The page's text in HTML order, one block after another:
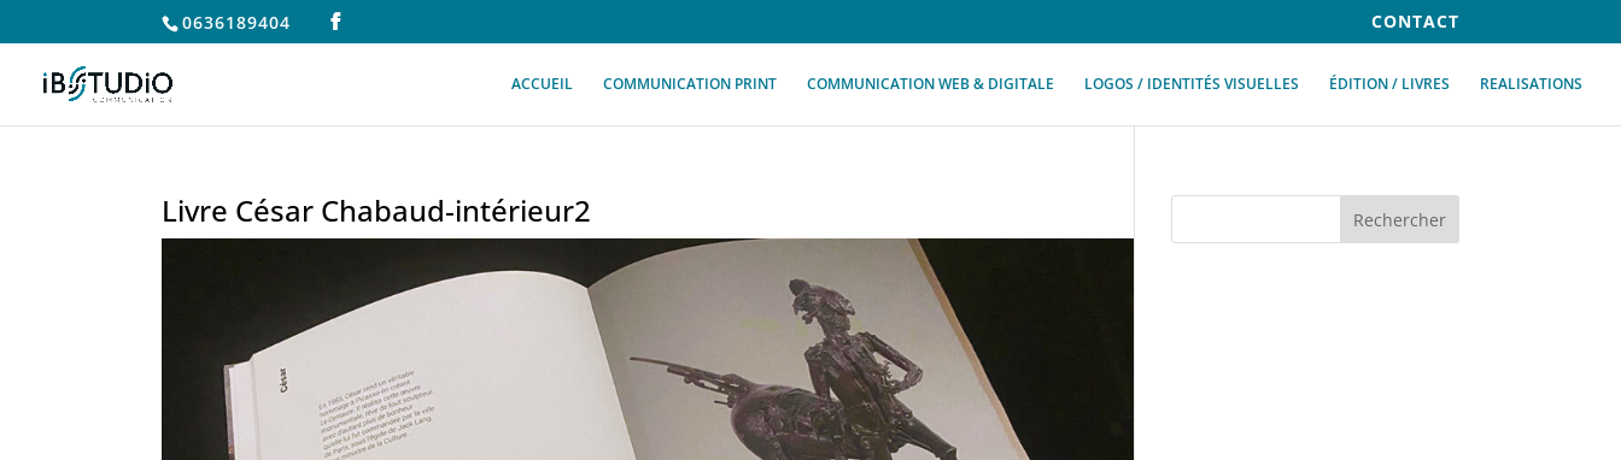
0636189404 CONTACT
ACCUEIL COMMUNICATION PRINT COMMUNICATION WEB & DIGITALE LOGOS / IDENTITÉS VISUELLES ÉDITION / LIVRES REALISATIONS
Livre César Chabaud-intérieur2